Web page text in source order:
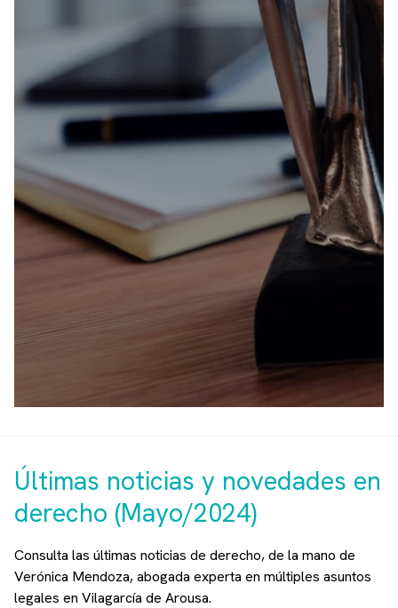
Últimas noticias y novedades en
derecho (Mayo/2024)
Consulta las últimas noticias de derecho, de la mano de
Verónica Mendoza, abogada experta en múltiples asuntos
legales en Vilagarcía de Arousa.